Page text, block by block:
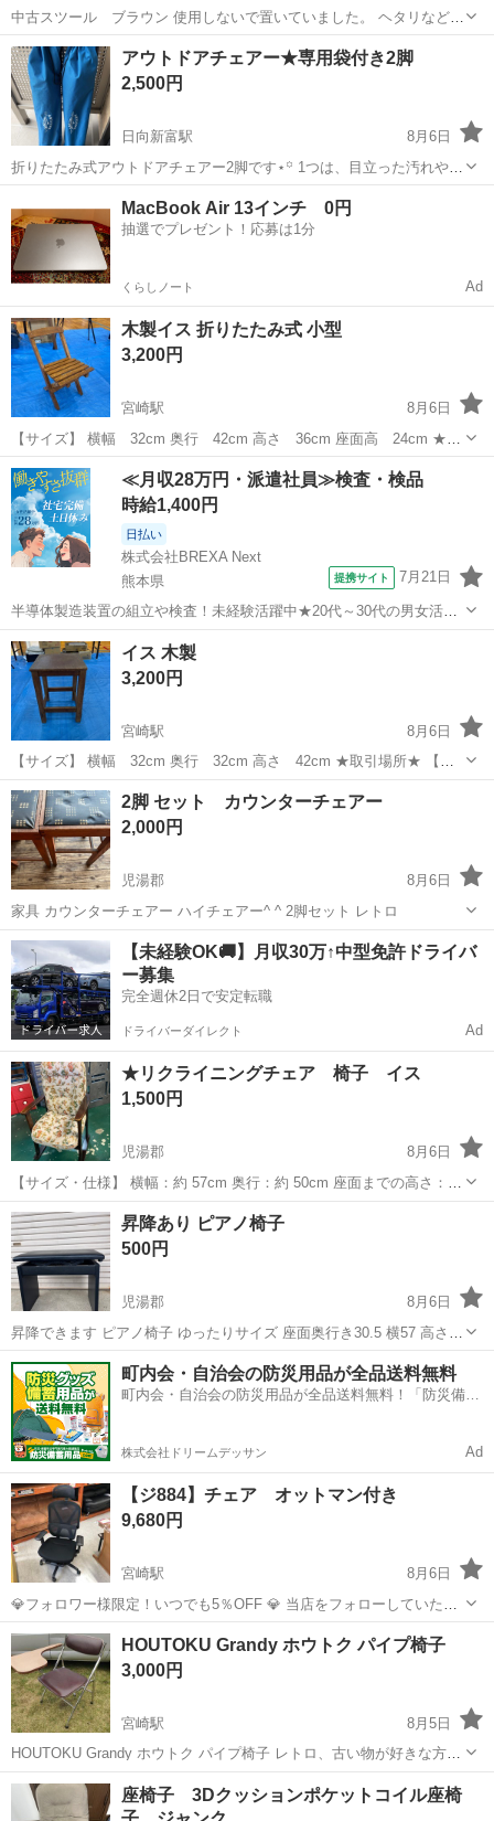
中古スツール ブラウン 使用しないで置いていました。 ヘタリなどは
ないです。 裏側に布が付いてましたが剥がしてます 写真の状態をご理
解頂ける方でお願い致します。 引き渡しは宮崎駅、南宮崎駅、加納周
辺希望です。
宮崎 宮崎市 宮崎駅
アウトドアチェアー★専用袋付き2脚
2,500円
日向新富駅
8月6日
折りたたみ式アウトドアチェアー2脚です⋆꙳ 1つは、目立った汚れや破
損箇所もありませんが もう1つは、椅子の裏部分のシート剥がれ(画像4
枚目) 角部分など2ヶ所に擦れてほつれ易くなっている部分(画像5枚目)
があります՞ ՞ ...
椅子
MacBook Air 13インチ 0円
抽選でプレゼント！応募は1分
くらしノート Ad
木製イス 折りたたみ式 小型
3,200円
宮崎駅
8月6日
【サイズ】 横幅 32cm 奥行 42cm 高さ 36cm 座面高 24cm ★取
引場所★ 【リサイクル倉庫】 宮崎市永楽町132番地 （Google MAP）
店舗ではない為、お越しの際は、事前に来店日時を合わせて...
宮崎 宮崎市 宮崎駅 椅子
≪月収28万円・派遣社員≫検査・検品
時給1,400円
日払い
株式会社BREXA Next
熊本県
提携サイト 7月21日
半導体製造装置の組立や検査！未経験活躍中★20代～30代の男女活躍
中★ワンルーム寮完備！赴任旅費会社負担！マイカー通勤OK！無料駐
車場あり！正社員登用あり！《熊本県菊池郡大津町》 人気の工場のお
仕事 ◇半導体製造装置の組立...
熊本 その他
イス 木製
3,200円
宮崎駅
8月6日
【サイズ】 横幅 32cm 奥行 32cm 高さ 42cm ★取引場所★ 【リ
サイクル倉庫】 宮崎市永楽町132番地 （Google MAP） 店舗ではない
為、お越しの際は、事前に来店日時を合わせての対応となります。
宮崎 宮崎市 宮崎駅
2脚 セット カウンターチェアー
2,000円
児湯郡
8月6日
家具 カウンターチェアー ハイチェアー^ ^ 2脚セット レトロ
宮崎 児湯郡 椅子 ハイチェアー
【未経験OK🚚】月収30万↑中型免許ドライバ
ー募集
完全週休2日で安定転職
ドライバーダイレクト Ad
★リクライニングチェア 椅子 イス
1,500円
児湯郡
8月6日
【サイズ・仕様】 横幅：約 57cm 奥行：約 50cm 座面までの高さ：約
40cm ※多少の誤差があると思いますが予めご承知の上ご購入をお願
い致します。 【付属品】 写真の物が全てです 【受け取り】 宮崎県児
湯郡高...
宮崎 児湯郡 椅子
昇降あり ピアノ椅子
500円
児湯郡
8月6日
昇降できます ピアノ椅子 ゆったりサイズ 座面奥行き30.5 横57 高さ
45cm
宮崎 児湯郡 椅子
町内会・自治会の防災用品が全品送料無料
町内会・自治会の防災用品が全品送料無料！「防災備蓄
株式会社ドリームデッサン Ad
【ジ884】チェア オットマン付き
9,680円
宮崎駅
8月6日
💎フォロワー様限定！いつでも5％OFF 💎 当店をフォローしていただ
いているお客様には、表示価格からいつでも5％割引いたします！ 店
頭でフォロー画面をご提示いただければ適用されます♪ 〓〓〓〓〓〓
〓〓〓〓〓〓〓...
宮崎 宮崎市
HOUTOKU Grandy ホウトク パイプ椅子
3,000円
宮崎駅
8月5日
HOUTOKU Grandy ホウトク パイプ椅子 レトロ、古い物が好きな方ど
うでしょうか？ Houtoku社のフォールディングチェア。60s～80sくら
いに製造されていたもので、細部までぬかりのないパイプの曲げ加
宮崎 宮崎市 宮崎駅 椅子 ホウトク
座椅子 3Dクッションポケットコイル座椅